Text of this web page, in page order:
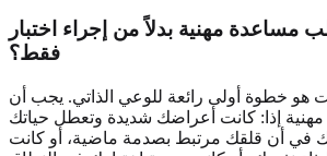
مهنية بدلاً من إجراء اختبار
فقط؟
هو خطوة أولى رائعة للوعي الذاتي. يجب أن
إذا: كانت أعراضك شديدة وتعطل حياتك
في أن قلقك مرتبط بصدمة ماضية، أو كانت